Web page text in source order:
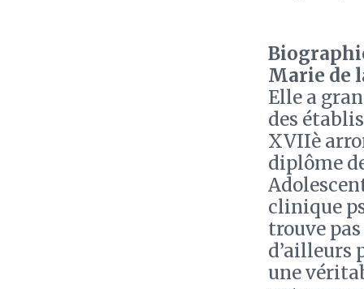
Marie de
Elle a
des
XVIIè
diplôme
clinique
trouve
d’ailleurs
une